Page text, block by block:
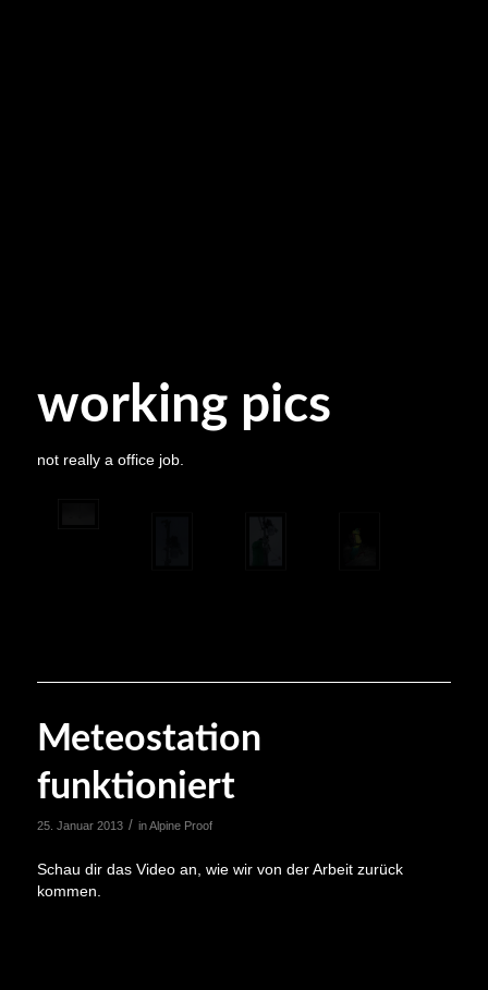
working pics
not really a office job.
Meteostation
funktioniert
25. Januar 2013 / inAlpine Proof
Schau dir das Video an, wie wir von der Arbeit zurück
kommen.